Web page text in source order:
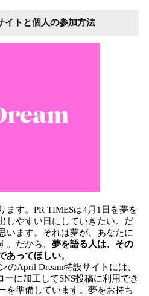
イトと個人の参加方法
ます。PR TIMESは4月1日を夢を
しやすい日にしていきたい。だ
います。それは夢が、あなたに
。だから、 夢を語る人は、その
あってほしい。
のApril Dream特設サイトには、
ーに加工してSNS投稿に利用でき
を準備しています。夢をお持ち